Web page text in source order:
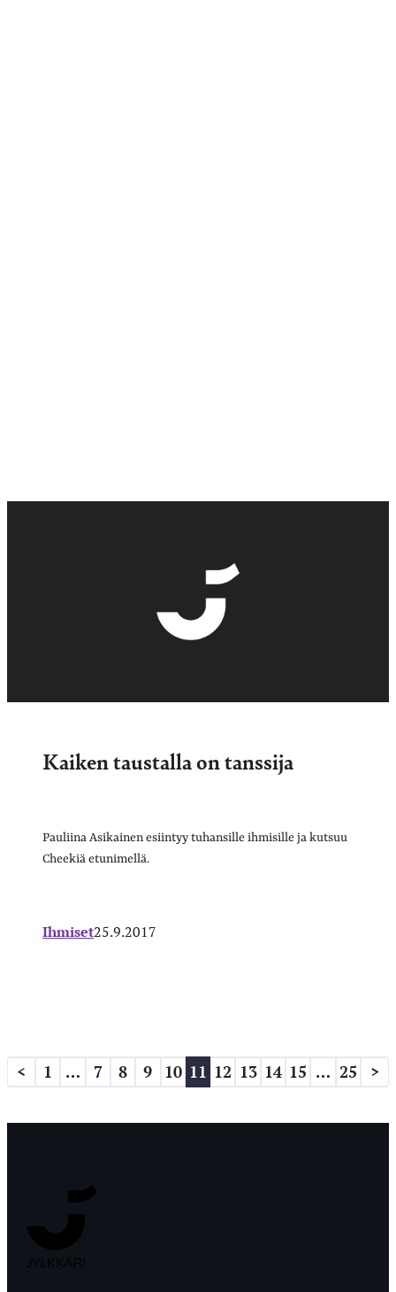
Kaiken taustalla on tanssija
Pauliina Asikainen esiintyy tuhansille ihmisille ja kutsuu
Cheekiä etunimellä.
Ihmiset25.9.2017
Artikkelien
sivutus
< 1 … 7 8 9 10 11 12 13 14 15 … 25 >